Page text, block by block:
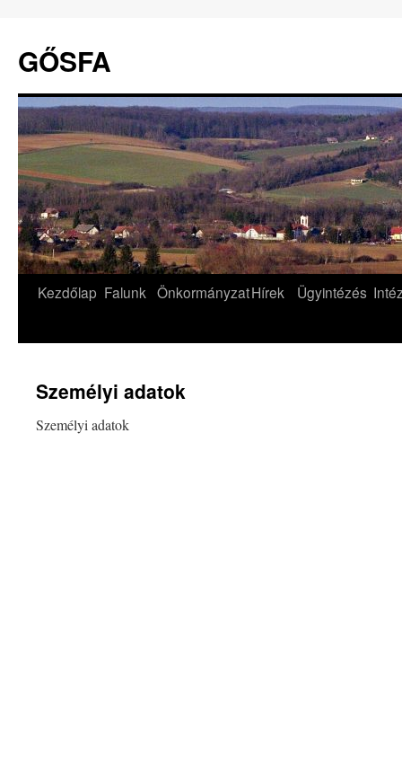
GŐSFA
Kilépés
Kezdőlap Falunk ÖnkormányzatHírek Ügyintézés
Személyi adatok
Személyi adatok